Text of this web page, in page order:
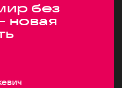
без
новая